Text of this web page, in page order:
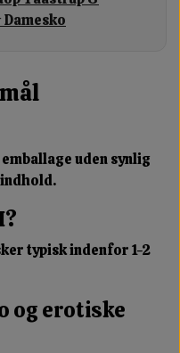
uden synlig
typisk indenfor 1-2
og erotiske